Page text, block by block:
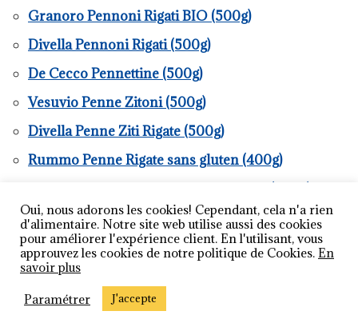
Granoro Pennoni Rigati BIO (500g)
Divella Pennoni Rigati (500g)
De Cecco Pennettine (500g)
Vesuvio Penne Zitoni (500g)
Divella Penne Ziti Rigate (500g)
Rummo Penne Rigate sans gluten (400g)
Rummo Penne Rigate BIO et Intégrale (500g)
De Cecco Penne Rigate (500g)
Rummo Penne Rigate (500g)
Vesuvio Penne Rigate (500g)
Setaro Penne rigate (1kg)
Oui, nous adorons les cookies! Cependant, cela n'a rien
d'alimentaire. Notre site web utilise aussi des cookies
pour améliorer l'expérience client. En l'utilisant, vous
approuvez les cookies de notre politique de Cookies. En
savoir plus
Paramétrer
J'accepte